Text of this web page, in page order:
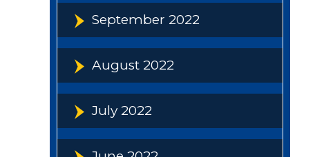
September 2022
August 2022
July 2022